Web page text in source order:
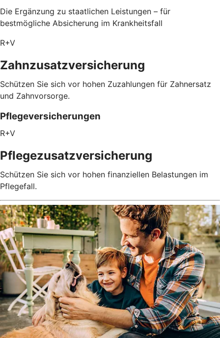
Die Ergänzung zu staatlichen Leistungen – für
bestmögliche Absicherung im Krankheitsfall
R+V
Zahnzusatzversicherung
Schützen Sie sich vor hohen Zuzahlungen für Zahnersatz
und Zahnvorsorge.
Pflegeversicherungen
R+V
Pflegezusatz­versicherung
Schützen Sie sich vor hohen finanziellen Belastungen im
Pflegefall.